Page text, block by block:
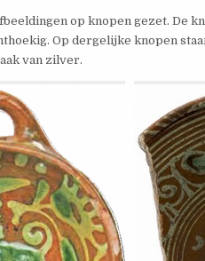
op knopen gezet. De
Op dergelijke knopen
van zilver.